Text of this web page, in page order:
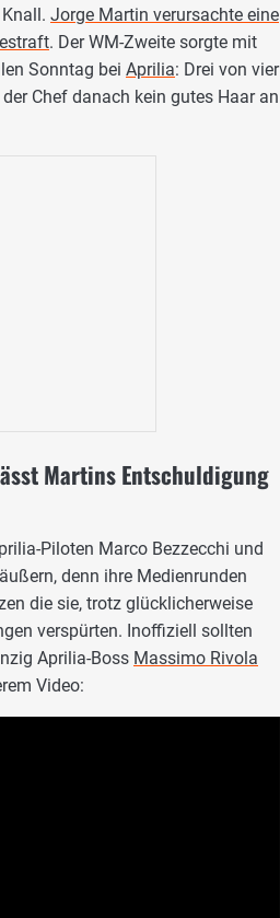
Jorge Martin verursachte eine
. Der WM-Zweite sorgte mit
Sonntag bei Aprilia: Drei von vier
Chef danach kein gutes Haar an
Martins Entschuldigung
Piloten Marco Bezzecchi und
denn ihre Medienrunden
die sie, trotz glücklicherweise
verspürten. Inoffiziell sollten
Aprilia-Boss Massimo Rivola
Video: